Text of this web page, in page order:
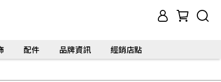
配件 品牌資訊 經銷店點